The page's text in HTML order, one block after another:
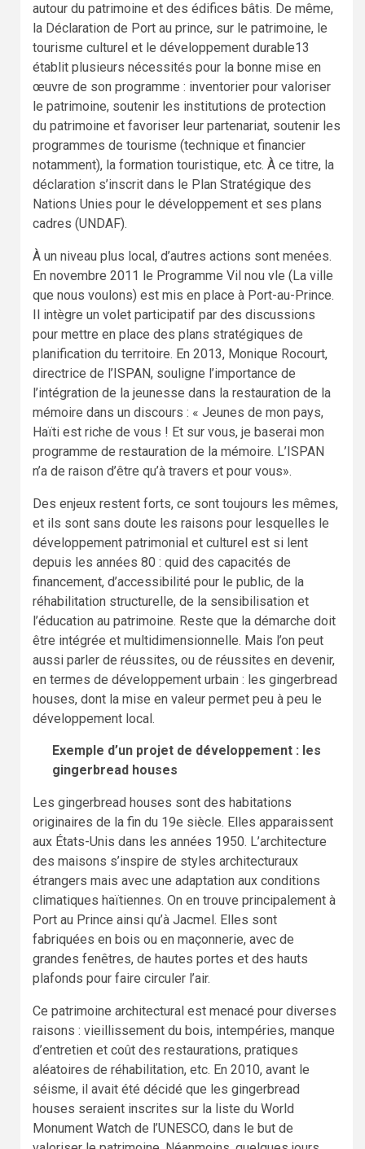
autour du patrimoine et des édifices bâtis. De même,
la Déclaration de Port au prince, sur le patrimoine, le
tourisme culturel et le développement durable13
établit plusieurs nécessités pour la bonne mise en
œuvre de son programme : inventorier pour valoriser
le patrimoine, soutenir les institutions de protection
du patrimoine et favoriser leur partenariat, soutenir les
programmes de tourisme (technique et financier
notamment), la formation touristique, etc. À ce titre, la
déclaration s’inscrit dans le Plan Stratégique des
Nations Unies pour le développement et ses plans
cadres (UNDAF).
À un niveau plus local, d’autres actions sont menées.
En novembre 2011 le Programme Vil nou vle (La ville
que nous voulons) est mis en place à Port-au-Prince.
Il intègre un volet participatif par des discussions
pour mettre en place des plans stratégiques de
planification du territoire. En 2013, Monique Rocourt,
directrice de l’ISPAN, souligne l’importance de
l’intégration de la jeunesse dans la restauration de la
mémoire dans un discours : « Jeunes de mon pays,
Haïti est riche de vous ! Et sur vous, je baserai mon
programme de restauration de la mémoire. L’ISPAN
n’a de raison d’être qu’à travers et pour vous».
Des enjeux restent forts, ce sont toujours les mêmes,
et ils sont sans doute les raisons pour lesquelles le
développement patrimonial et culturel est si lent
depuis les années 80 : quid des capacités de
financement, d’accessibilité pour le public, de la
réhabilitation structurelle, de la sensibilisation et
l’éducation au patrimoine. Reste que la démarche doit
être intégrée et multidimensionnelle. Mais l’on peut
aussi parler de réussites, ou de réussites en devenir,
en termes de développement urbain : les gingerbread
houses, dont la mise en valeur permet peu à peu le
développement local.
Exemple d’un projet de développement : les
gingerbread houses
Les gingerbread houses sont des habitations
originaires de la fin du 19e siècle. Elles apparaissent
aux États-Unis dans les années 1950. L’architecture
des maisons s’inspire de styles architecturaux
étrangers mais avec une adaptation aux conditions
climatiques haïtiennes. On en trouve principalement à
Port au Prince ainsi qu’à Jacmel. Elles sont
fabriquées en bois ou en maçonnerie, avec de
grandes fenêtres, de hautes portes et des hauts
plafonds pour faire circuler l’air.
Ce patrimoine architectural est menacé pour diverses
raisons : vieillissement du bois, intempéries, manque
d’entretien et coût des restaurations, pratiques
aléatoires de réhabilitation, etc. En 2010, avant le
séisme, il avait été décidé que les gingerbread
houses seraient inscrites sur la liste du World
Monument Watch de l’UNESCO, dans le but de